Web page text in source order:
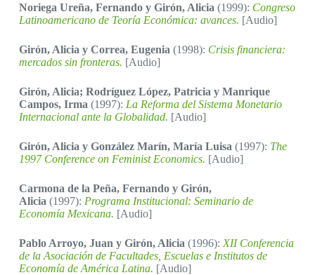
Noriega Ureña, Fernando y Girón, Alicia (1999): Congreso
Latinoamericano de Teoría Económica: avances. [Audio]
Girón, Alicia y Correa, Eugenia (1998): Crisis financiera:
mercados sin fronteras. [Audio]
Girón, Alicia; Rodríguez López, Patricia y Manrique
Campos, Irma (1997): La Reforma del Sistema Monetario
Internacional ante la Globalidad. [Audio]
Girón, Alicia y González Marín, María Luisa (1997): The
1997 Conference on Feminist Economics. [Audio]
Carmona de la Peña, Fernando y Girón,
Alicia (1997): Programa Institucional: Seminario de
Economía Mexicana. [Audio]
Pablo Arroyo, Juan y Girón, Alicia (1996): XII Conferencia
de la Asociación de Facultades, Escuelas e Institutos de
Economía de América Latina. [Audio]